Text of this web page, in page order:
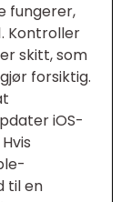
fungerer,
Kontroller
skitt, som
forsiktig.
iOS-
til en